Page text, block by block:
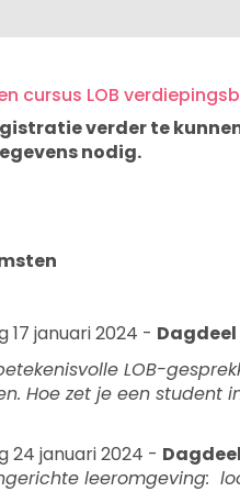
cursus LOB
verder te
nodig.
17 januari 2024 - Dagdeel
LOB-
Hoe zet je een student
24 januari 2024 -
leeromgeving: